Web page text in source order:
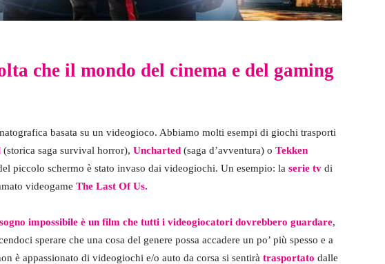
che il mondo del cinema e del gaming
basata su un videogioco. Abbiamo molti esempi di giochi trasporti
(storica saga survival horror), Uncharted (saga d’avventura) o Tekken
piccolo schermo è stato invaso dai videogiochi. Un esempio: la serie tv di
videogame The Last Of Us.
impossibile è un film che tutti i videogiocatori dovrebbero guardare,
sperare che una cosa del genere possa accadere un po’ più spesso e a
è appassionato di videogiochi e/o auto da corsa si sentirà trasportato dalle